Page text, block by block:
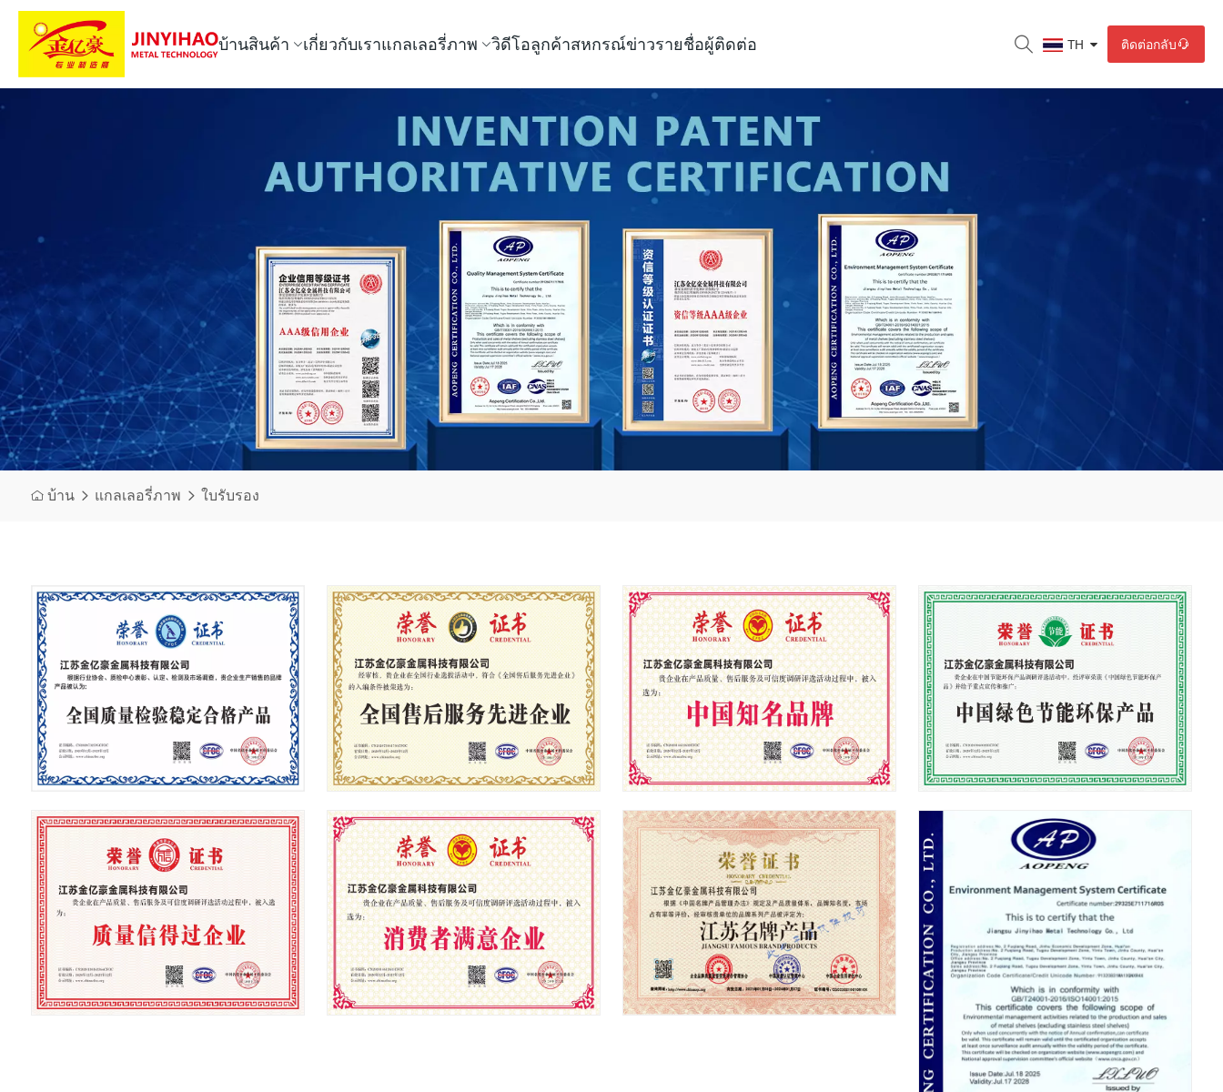
บ้านสินค้า เกี่ยวกับเราแกลเลอรี่ภาพ วิดีโอลูกค้าสหกรณ์ข่าวรายชื่อผู้ติดต่อ TH ติดต่อกลับ
บ้าน แกลเลอรี่ภาพ ใบรับรอง